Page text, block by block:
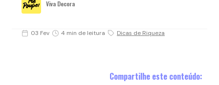
Viva Decora
03 Fev 4 min de leitura Dicas de Riqueza
Compartilhe este conteúdo: